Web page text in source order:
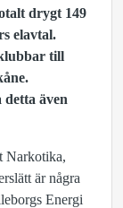
drygt 149
elavtal.
till
även
Narkotika,
är några
Energi